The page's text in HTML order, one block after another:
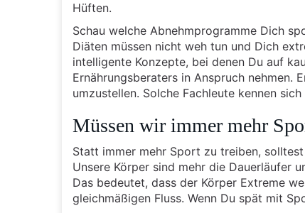
Hüften.
Schau welche Abnehmprogramme Dich
Diäten müssen nicht weh tun und Dich
intelligente Konzepte, bei denen Du auf
Ernährungsberaters in Anspruch nehmen.
umzustellen. Solche Fachleute kennen
Müssen wir immer mehr
Statt immer mehr Sport zu treiben,
Unsere Körper sind mehr die Dauerläufer
Das bedeutet, dass der Körper Extreme
gleichmäßigen Fluss. Wenn Du spät mit